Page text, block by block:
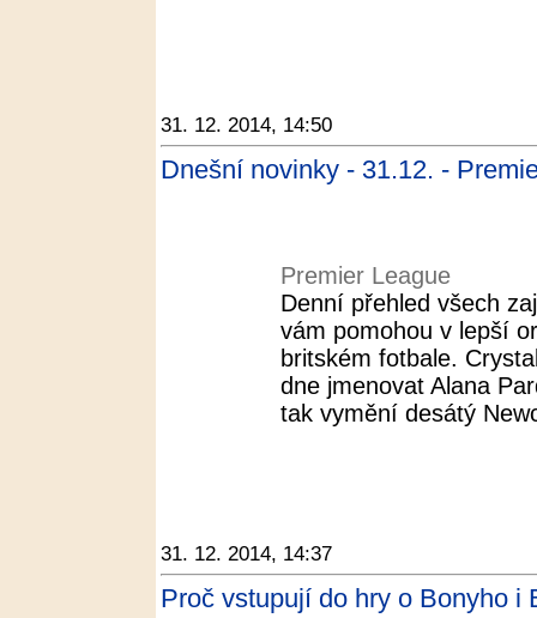
31. 12. 2014, 14:50
Dnešní novinky - 31.12. -
Premier League
Denní přehled všech
vám pomohou v lepší
britském fotbale.
dne jmenovat Alana
tak vymění desátý
31. 12. 2014, 14:37
Proč vstupují do hry o Bonyho i